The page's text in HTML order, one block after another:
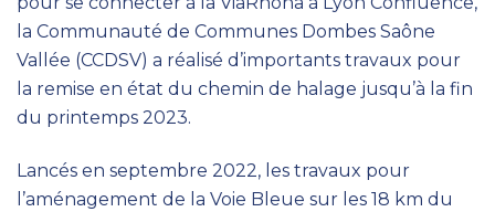
la Communauté de Communes Dombes Saône
Vallée (CCDSV) a réalisé d’importants travaux pour
la remise en état du chemin de halage jusqu’à la fin
du printemps 2023.
Lancés en septembre 2022, les travaux pour
l’aménagement de la Voie Bleue sur les 18 km du